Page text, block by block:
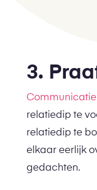
3.
Communicatie
relatiedip te
relatiedip te
elkaar eerlijk
gedachten.